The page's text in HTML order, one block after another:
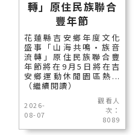
轉」原住民族聯合
豐年節
花蓮縣吉安鄉年度文化
盛事「山海共鳴•族音
流轉」原住民族聯合豐
年節將在9月5日將在吉
安鄉運動休閒園區熱...
（繼續閱讀）
2026-
08-07
觀看人
次：
8089